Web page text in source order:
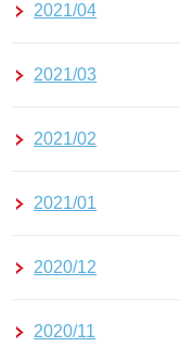
2021/04
2021/03
2021/02
2021/01
2020/12
2020/11